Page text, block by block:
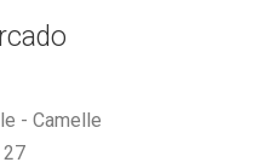
- Camelle
27